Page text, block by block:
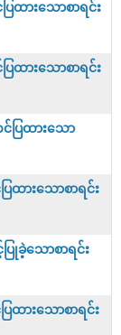
ထားသောစာရင်း
ထားသောစာရင်း
ပြထားသော
ထားသောစာရင်း
ြုခဲ့သောစာရင်း
ထားသောစာရင်း